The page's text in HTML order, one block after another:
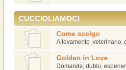
CUCCIOLIAMOCI
Come scelgo
Allevamento ,veterinario,
Golden in Love
Domande, dubbi,